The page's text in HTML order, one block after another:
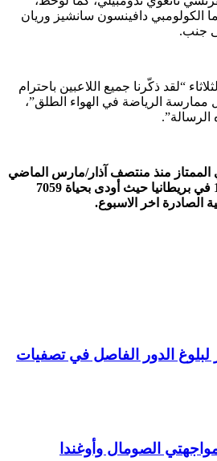
الكولومبي دافينسون سانشيز وريان
جنب.
“لقد ذكّرنا جميع اللاعبين باحترام
ممارسة الرياضة في الهواء الطلق”،
الممتاز منذ منتصف آذار/مارس الماضي
بسبب انتشار وباء كوفيد-19 في بريطانيا حيث أودى بحياة 7059
الصادرة اخر الاسبوع.
الدور الفاصل في تصفيات
الصومال وأوغندا